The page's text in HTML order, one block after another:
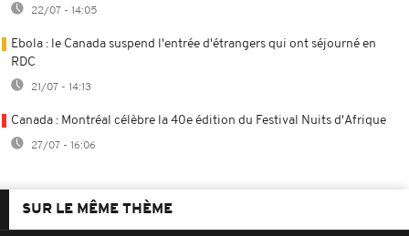
22/07 - 14:05
Ebola : le Canada suspend l'entrée d'étrangers qui ont séjourné en
RDC
21/07 - 14:13
Canada : Montréal célèbre la 40e édition du Festival Nuits d'Afrique
27/07 - 16:06
SUR LE MÊME THÈME